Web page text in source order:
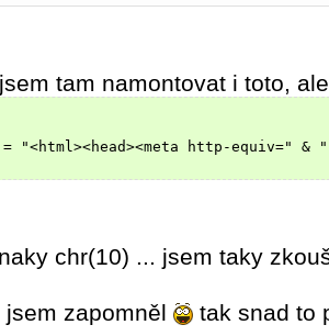
tam namontovat i toto,
"<html><head><meta http-equiv="
chr(10) ... jsem taky
jsem zapomněl tak snad to